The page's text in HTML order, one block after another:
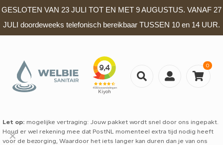
GESLOTEN VAN 23 JULI TOT EN MET 9 AUGUSTUS. VANAF 27
JULI doordeweeks telefonisch bereikbaar TUSSEN 10 en 14 UUR.
0
Let op: mogelijke vertraging: Jouw pakket wordt snel door ons ingepakt.
Houd er wel rekening mee dat PostNL momenteel extra tijd nodig heeft
voor de bezorging, Waardoor het iets langer kan duren dan je van ons
✕